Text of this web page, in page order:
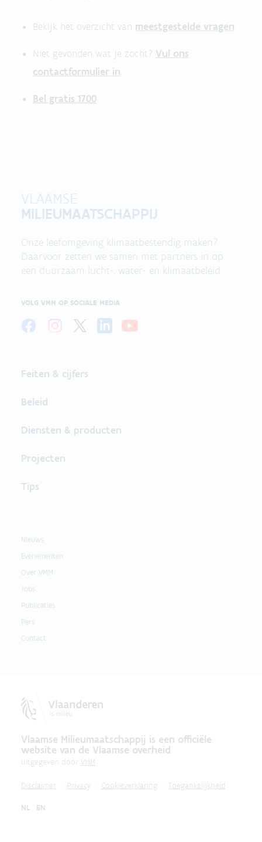
Bekijk het overzicht van meestgestelde vragen.
Niet gevonden wat je zocht? Vul ons
contactformulier in.
Bel gratis 1700
VLAAMSE
MILIEUMAATSCHAPPIJ
Onze leefomgeving klimaatbestendig maken?
Daarvoor zetten we samen met partners in op
een duurzaam lucht-, water- en klimaatbeleid.
VOLG VMM OP SOCIALE MEDIA
Feiten & cijfers
Beleid
Diensten & producten
Projecten
Tips
Nieuws
Evenementen
Over VMM
Jobs
Publicaties
Pers
Contact
Vlaamse Milieumaatschappij is een officiële
website van de Vlaamse overheid
uitgegeven door VMM
Disclaimer Privacy Cookieverklaring Toegankelijkheid
NL EN